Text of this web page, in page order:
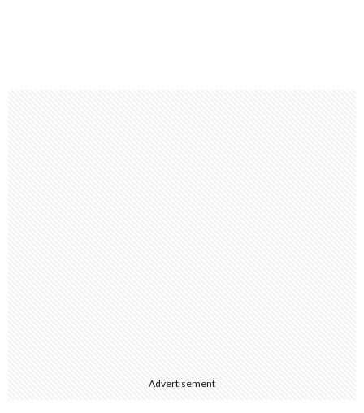
Advertisement